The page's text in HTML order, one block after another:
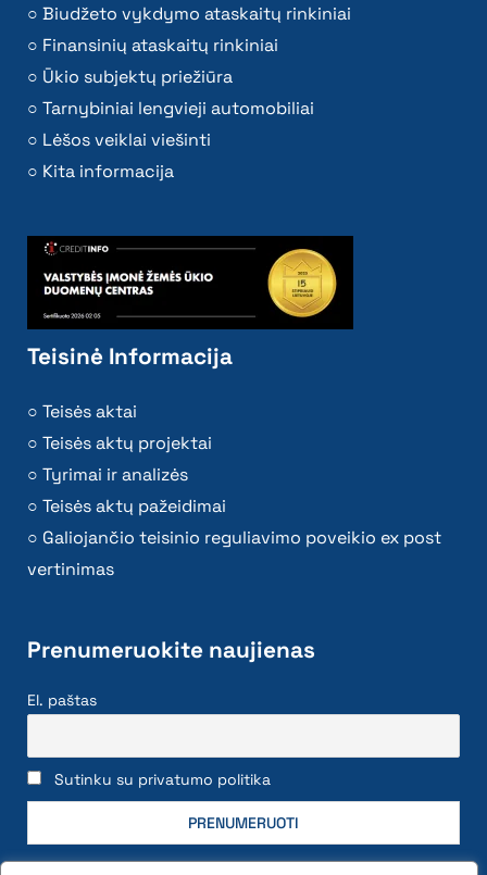
Biudžeto vykdymo ataskaitų rinkiniai
Finansinių ataskaitų rinkiniai
Ūkio subjektų priežiūra
Tarnybiniai lengvieji automobiliai
Lėšos veiklai viešinti
Kita informacija
Teisinė Informacija
Teisės aktai
Teisės aktų projektai
Tyrimai ir analizės
Teisės aktų pažeidimai
Galiojančio teisinio reguliavimo poveikio ex post
vertinimas
Prenumeruokite naujienas
El. paštas
Sutinku su privatumo politika